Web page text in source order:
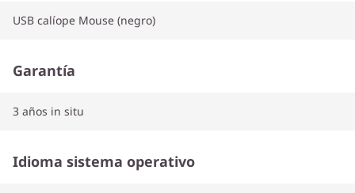
USB calíope Mouse (negro)
Garantía
3 años in situ
Idioma sistema operativo